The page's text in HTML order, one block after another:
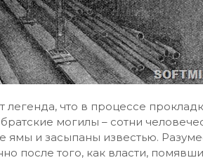
легенда, что в процессе
могилы – сотни
ямы и засыпаны известью.
после того, как власти,